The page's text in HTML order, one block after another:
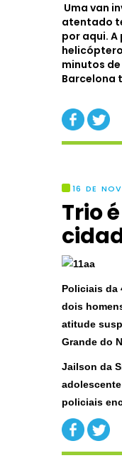
Uma van
atentado
por aqui.
minutos
Barcelona
16 DE
Trio
Policiais da
dois
atitude
Grande do
Jailson da
policiais